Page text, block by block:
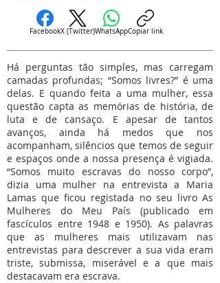
FacebookX (Twitter)WhatsAppCopiar link
Há perguntas tão simples, mas carregam
camadas profundas; “Somos livres?” é uma
delas. E quando feita a uma mulher, essa
questão capta as memórias de história, de
luta e de cansaço. E apesar de tantos
avanços, ainda há medos que nos
acompanham, silêncios que temos de seguir
e espaços onde a nossa presença é vigiada.
“Somos muito escravas do nosso corpo”,
dizia uma mulher na entrevista a Maria
Lamas que ficou registada no seu livro As
Mulheres do Meu País (publicado em
fascículos entre 1948 e 1950). As palavras
que as mulheres mais utilizavam nas
entrevistas para descrever a sua vida eram
triste, submissa, miserável e a que mais
destacavam era escrava.